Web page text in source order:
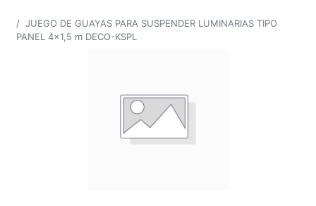
JUEGO DE GUAYAS PARA SUSPENDER LUMINARIAS TIPO
PANEL 4x1,5 m DECO-KSPL